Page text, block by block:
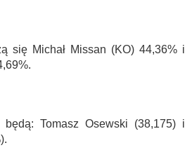
się Michał Missan (KO) 44,36% i
Tomasz Osewski (38,175) i